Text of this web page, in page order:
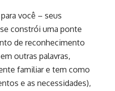
você – seus
constrói uma ponte
de reconhecimento
outras palavras,
familiar e tem como
e as necessidades),